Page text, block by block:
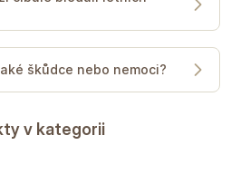
škůdce nebo nemoci?
v kategorii